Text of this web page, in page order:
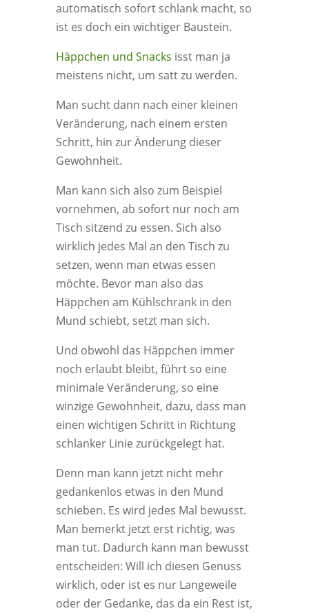
automatisch sofort schlank macht, so
ist es doch ein wichtiger Baustein.
Häppchen und Snacks isst man ja
meistens nicht, um satt zu werden.
Man sucht dann nach einer kleinen
Veränderung, nach einem ersten
Schritt, hin zur Änderung dieser
Gewohnheit.
Man kann sich also zum Beispiel
vornehmen, ab sofort nur noch am
Tisch sitzend zu essen. Sich also
wirklich jedes Mal an den Tisch zu
setzen, wenn man etwas essen
möchte. Bevor man also das
Häppchen am Kühlschrank in den
Mund schiebt, setzt man sich.
Und obwohl das Häppchen immer
noch erlaubt bleibt, führt so eine
minimale Veränderung, so eine
winzige Gewohnheit, dazu, dass man
einen wichtigen Schritt in Richtung
schlanker Linie zurückgelegt hat.
Denn man kann jetzt nicht mehr
gedankenlos etwas in den Mund
schieben. Es wird jedes Mal bewusst.
Man bemerkt jetzt erst richtig, was
man tut. Dadurch kann man bewusst
entscheiden: Will ich diesen Genuss
wirklich, oder ist es nur Langeweile
oder der Gedanke, das da ein Rest ist,